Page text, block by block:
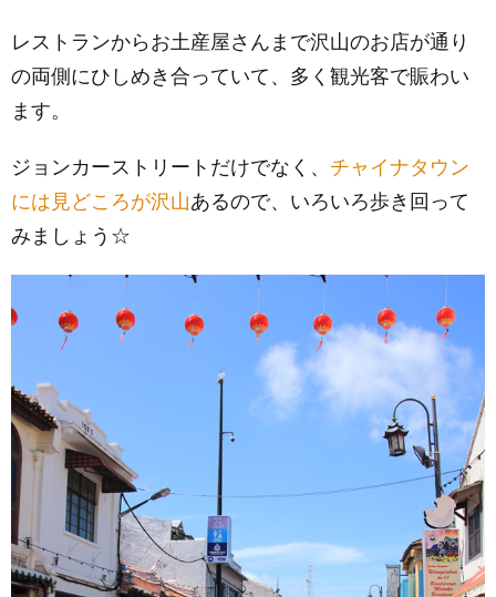
レストランからお土産屋さんまで沢山のお店が通り
の両側にひしめき合っていて、多く観光客で賑わい
ます。
ジョンカーストリートだけでなく、 チャイナタウン
には見どころが沢山あるので、いろいろ歩き回って
みましょう☆